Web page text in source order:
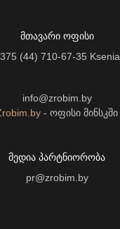
ᲛᲗᲐᲕᲐᲠᲘ ᲝᲤᲘᲡᲘ
(44) 710-67-35 Ksenia
info@zrobim.by
- ოფისი მინსკში
ᲛᲔᲓᲘᲐ ᲞᲐᲠᲢᲜᲘᲝᲠᲝᲑᲐ
pr@zrobim.by